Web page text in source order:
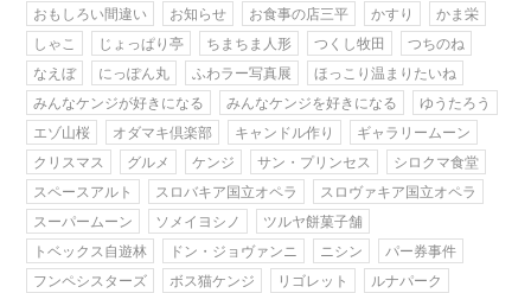
おもしろい間違い
お知らせ お食事の店三平 かすり
かま栄
しゃこ
じょっぱり亭 ちまちま人形 つくし牧田
つちのね
なえぼ
にっぽん丸 ふわラー写真展
ほっこり温まりたいね
みんなケンジが好きになる
みんなケンジを好きになる
ゆうたろう
エゾ山桜
オダマキ倶楽部 キャンドル作り
ギャラリームーン
クリスマス
グルメ ケンジ サン・プリンセス
シロクマ食堂
スペースアルト
スロバキア国立オペラ
スロヴァキア国立オペラ
スーパームーン
ソメイヨシノ
ツルヤ餅菓子舗
トベックス自遊林
ドン・ジョヴァンニ ニシン
パー券事件
フンペシスターズ
ボス猫ケンジ リゴレット
ルナパーク